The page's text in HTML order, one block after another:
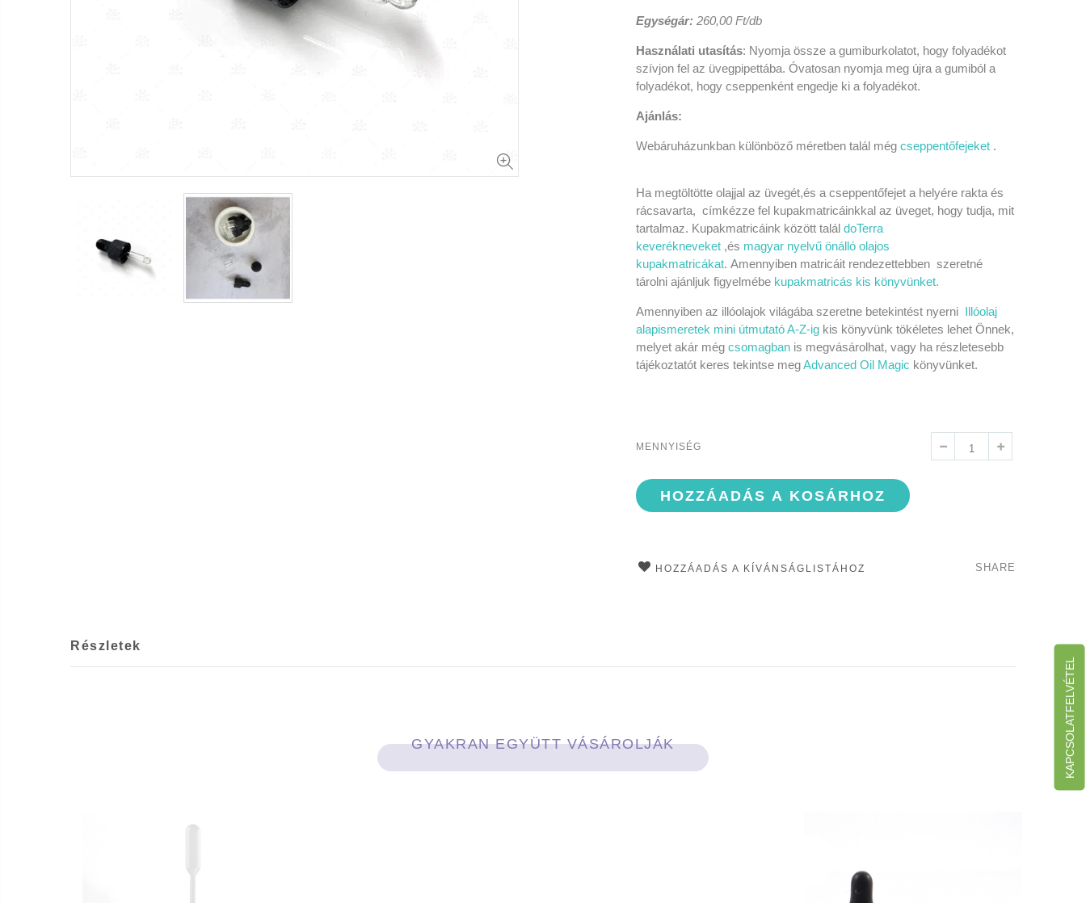
Egységár: 260,00 Ft/db
Használati utasítás: Nyomja össze a gumiburkolatot, hogy folyadékot
szívjon fel az üvegpipettába. Óvatosan nyomja meg újra a gumiból a
folyadékot, hogy cseppenként engedje ki a folyadékot.
Ajánlás:
Webáruházunkban különböző méretben talál még cseppentőfejeket .
Ha megtöltötte olajjal az üvegét,és a cseppentőfejet a helyére rakta és
rácsavarta, címkézze fel kupakmatricáinkkal az üveget, hogy tudja, mit
tartalmaz. Kupakmatricáink között talál doTerra
keverékneveket ,és magyar nyelvű önálló olajos
kupakmatricákat. Amennyiben matricáit rendezettebben szeretné
tárolni ajánljuk figyelmébe kupakmatricás kis könyvünket.
Amennyiben az illóolajok világába szeretne betekintést nyerni Illóolaj
alapismeretek mini útmutató A-Z-ig kis könyvünk tökéletes lehet Önnek,
melyet akár még csomagban is megvásárolhat, vagy ha részletesebb
tájékoztatót keres tekintse megAdvanced Oil Magic könyvünket.
MENNYISÉG
HOZZÁADÁS A KOSÁRHOZ
HOZZÁADÁS A KÍVÁNSÁGLISTÁHOZ SHARE
Részletek
GYAKRAN EGYÜTT VÁSÁROLJÁK KAPCSOLATFELVÉTEL